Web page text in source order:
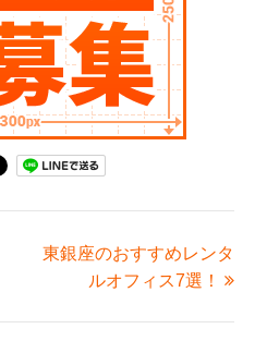
東銀座のおすすめレンタ
ルオフィス7選！